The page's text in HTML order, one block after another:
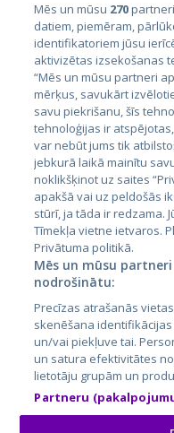
Valstis
Igaunija
Latvija
Lietuva
City24.lv
City24.ee
GetaPro.lv
GetaPro.ee
Skelbiu.lt
Autoplius.lt
Aruodas.lt
Mēs un mūsu 270
datiem, piemēram,
identifikatoriem jūsu
aktivizētas izsekošanas
“Mēs un mūsu partneri
mērķus, savukārt
savu piekrišanu, šīs
tehnoloģijas ir
var nebūt jums tik
jebkurā laikā mainītu
noklikšķinot uz saites
apakšā vai uz peldošās
stūrī, ja tāda ir redzama.
Tīmekļa vietne ietvaros.
Privātuma politikā.
Mēs un mūsu
nodrošinātu:
Precīzas atrašanās
skenēšana
un/vai piekļuve tai.
un satura efektivitātes
lietotāju grupām un
Partneru